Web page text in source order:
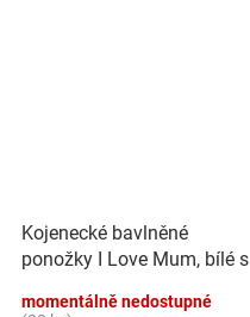
Kojenecké bavlněné
ponožky I Love Mum, bílé s
momentálně nedostupné